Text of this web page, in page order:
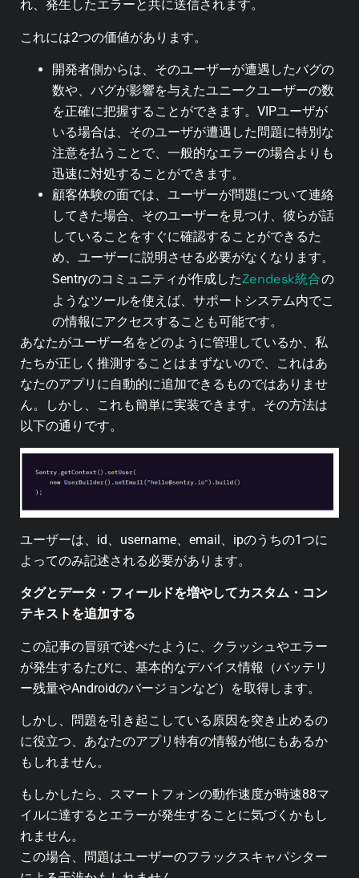
れ、発生したエラーと共に送信されます。
これには2つの価値があります。
開発者側からは、そのユーザーが遭遇したバグの
数や、バグが影響を与えたユニークユーザーの数
を正確に把握することができます。VIPユーザが
いる場合は、そのユーザが遭遇した問題に特別な
注意を払うことで、一般的なエラーの場合よりも
迅速に対処することができます。
顧客体験の面では、ユーザーが問題について連絡
してきた場合、そのユーザーを見つけ、彼らが話
していることをすぐに確認することができるた
め、ユーザーに説明させる必要がなくなります。
Sentryのコミュニティが作成したZendesk統合の
ようなツールを使えば、サポートシステム内でこ
の情報にアクセスすることも可能です。
あなたがユーザー名をどのように管理しているか、私
たちが正しく推測することはまずないので、これはあ
なたのアプリに自動的に追加できるものではありませ
ん。しかし、これも簡単に実装できます。その方法は
以下の通りです。
ユーザーは、id、username、email、ipのうちの1つに
よってのみ記述される必要があります。
タグとデータ・フィールドを増やしてカスタム・コン
テキストを追加する
この記事の冒頭で述べたように、クラッシュやエラー
が発生するたびに、基本的なデバイス情報（バッテリ
ー残量やAndroidのバージョンなど）を取得します。
しかし、問題を引き起こしている原因を突き止めるの
に役立つ、あなたのアプリ特有の情報が他にもあるか
もしれません。
もしかしたら、スマートフォンの動作速度が時速88マ
イルに達するとエラーが発生することに気づくかもし
れません。
この場合、問題はユーザーのフラックスキャパシター